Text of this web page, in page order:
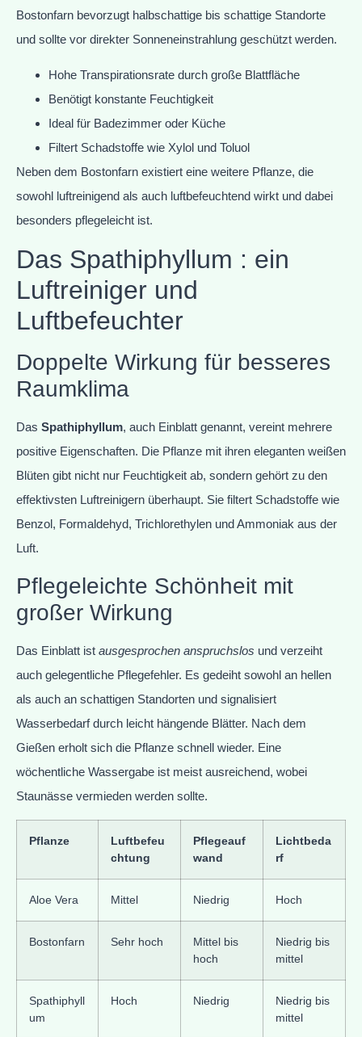
Bostonfarn bevorzugt halbschattige bis schattige Standorte
und sollte vor direkter Sonneneinstrahlung geschützt werden.
Hohe Transpirationsrate durch große Blattfläche
Benötigt konstante Feuchtigkeit
Ideal für Badezimmer oder Küche
Filtert Schadstoffe wie Xylol und Toluol
Neben dem Bostonfarn existiert eine weitere Pflanze, die
sowohl luftreinigend als auch luftbefeuchtend wirkt und dabei
besonders pflegeleicht ist.
Das Spathiphyllum : ein
Luftreiniger und
Luftbefeuchter
Doppelte Wirkung für besseres
Raumklima
Das Spathiphyllum, auch Einblatt genannt, vereint mehrere
positive Eigenschaften. Die Pflanze mit ihren eleganten weißen
Blüten gibt nicht nur Feuchtigkeit ab, sondern gehört zu den
effektivsten Luftreinigern überhaupt. Sie filtert Schadstoffe wie
Benzol, Formaldehyd, Trichlorethylen und Ammoniak aus der
Luft.
Pflegeleichte Schönheit mit
großer Wirkung
Das Einblatt ist ausgesprochen anspruchslos und verzeiht
auch gelegentliche Pflegefehler. Es gedeiht sowohl an hellen
als auch an schattigen Standorten und signalisiert
Wasserbedarf durch leicht hängende Blätter. Nach dem
Gießen erholt sich die Pflanze schnell wieder. Eine
wöchentliche Wassergabe ist meist ausreichend, wobei
Staunässe vermieden werden sollte.
Pflanze
Luftbefeu
chtung
Pflegeauf
wand
Lichtbeda
rf
Aloe Vera Mittel Niedrig Hoch
Bostonfarn Sehr hoch
Mittel bis
hoch
Niedrig bis
mittel
Spathiphyll
um
Hoch Niedrig
Niedrig bis
mittel